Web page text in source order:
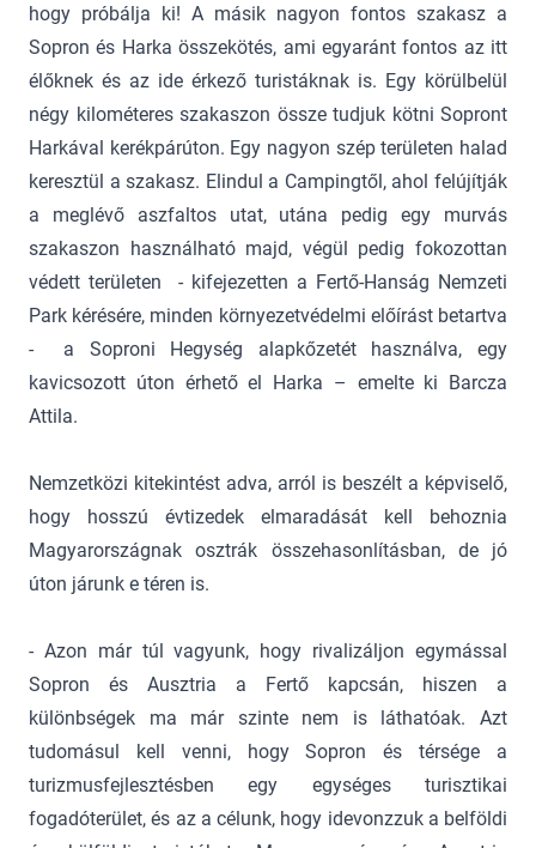
hogy próbálja ki! A másik nagyon fontos szakasz a
Sopron és Harka összekötés, ami egyaránt fontos az itt
élőknek és az ide érkező turistáknak is. Egy körülbelül
négy kilométeres szakaszon össze tudjuk kötni Sopront
Harkával kerékpárúton. Egy nagyon szép területen halad
keresztül a szakasz. Elindul a Campingtől, ahol felújítják
a meglévő aszfaltos utat, utána pedig egy murvás
szakaszon használható majd, végül pedig fokozottan
védett területen - kifejezetten a Fertő-Hanság Nemzeti
Park kérésére, minden környezetvédelmi előírást betartva
- a Soproni Hegység alapkőzetét használva, egy
kavicsozott úton érhető el Harka – emelte ki Barcza
Attila.
Nemzetközi kitekintést adva, arról is beszélt a képviselő,
hogy hosszú évtizedek elmaradását kell behoznia
Magyarországnak osztrák összehasonlításban, de jó
úton járunk e téren is.
- Azon már túl vagyunk, hogy rivalizáljon egymással
Sopron és Ausztria a Fertő kapcsán, hiszen a
különbségek ma már szinte nem is láthatóak. Azt
tudomásul kell venni, hogy Sopron és térsége a
turizmusfejlesztésben egy egységes turisztikai
fogadóterület, és az a célunk, hogy idevonzzuk a belföldi